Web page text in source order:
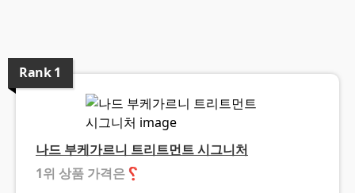
Rank1
나드 부케가르니 트리트먼트 시그니처
1위 상품 가격은 ❓